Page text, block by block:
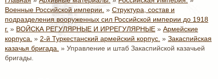
Военные Российской империи. » Структура, состав и
подразделения вооруженных сил Российской империи до 1918
г. » ВОЙСКА РЕГУЛЯРНЫЕ И ИРРЕГУЛЯРНЫЕ » Армейские
корпуса. » 2-й Туркестанский армейский корпус. » Закаспийская
казачья бригада. » Управление и штаб Закаспийской казачьей
бригады.